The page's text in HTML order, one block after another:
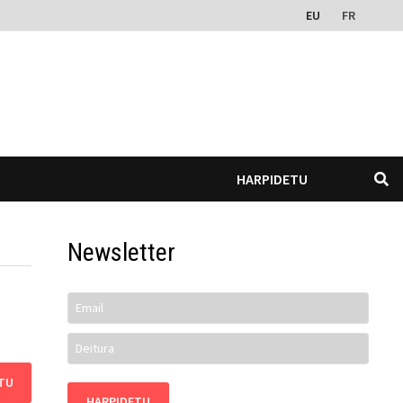
EU FR
HARPIDETU
Newsletter